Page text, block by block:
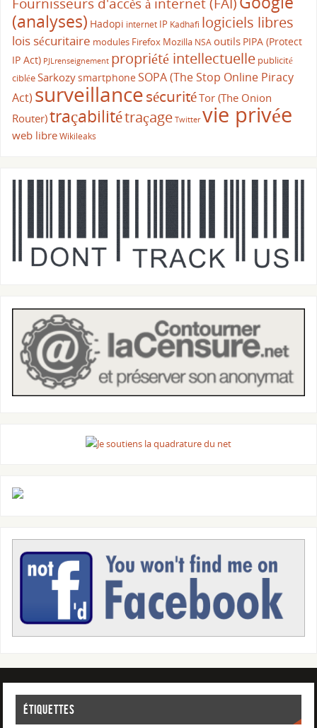
(analyses) Hadopi internet IP Kadhafi logiciels libres
lois sécuritaire modules Firefox Mozilla NSA outils PIPA (Protect
IP Act) PJLrenseignement propriété intellectuelle publicité
cibléeSarkozysmartphoneSOPA (The Stop Online Piracy
Act) surveillancesécuritéTor (The Onion
Router)traçabilitétraçage Twitter vie privée
web libreWikileaks
Étiquettes